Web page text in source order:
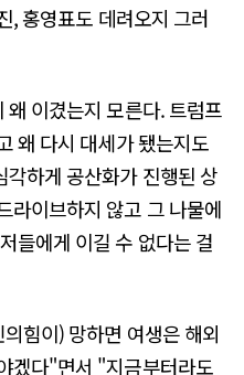
, 홍영표도 데려오지 그러
이겼는지 모른다. 트럼프
왜 다시 대세가 됐는지도
하게 공산화가 진행된 상
라이브하지 않고 그 나물에
들에게 이길 수 없다는 걸
힘이) 망하면 여생은 해외
겠다"면서 "지금부터라도